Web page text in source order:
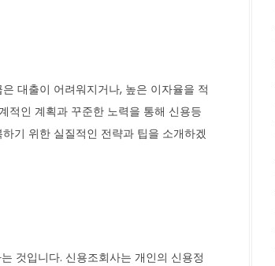
대출이 어려워지거나, 높은 이자율을 적
적인 계획과 꾸준한 노력을 통해 신용등
기 위한 실질적인 전략과 팁을 소개하겠
것입니다. 신용조회사는 개인의 신용정